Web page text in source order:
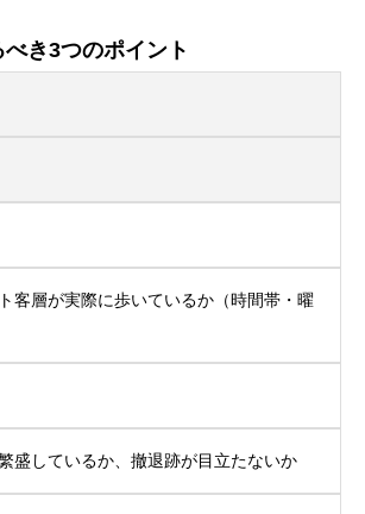
き3つのポイント
客層が実際に歩いているか（時間帯・曜
盛しているか、撤退跡が目立たないか